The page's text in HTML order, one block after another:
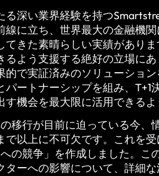
る深い業界経験を持つ
線に立ち、世界最大の金融機
てきた素晴らしい実績があり
るよう支援する絶好の立場に
的で実証済みのソリューショ
パートナーシップを組み、T+1
す機会を最大限に活用できるよ
移行が目前に迫っている今、
で以上に不可欠です。これを
への競争」を作成しました。
ターへの影響について、詳細な